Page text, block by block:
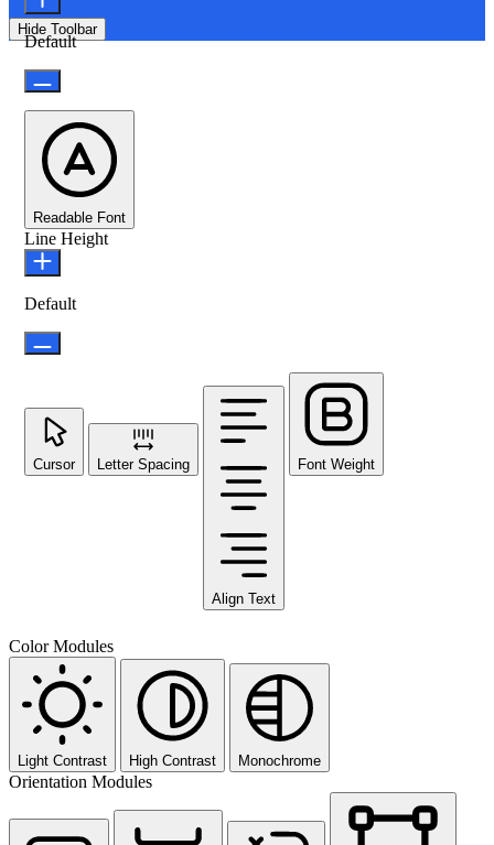
Hide Toolbar
Default
Readable Font
Line Height
Default
Cursor Letter Spacing
Align Text
Font Weight
Color Modules
Light Contrast High Contrast Monochrome
Orientation Modules